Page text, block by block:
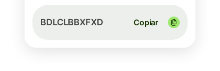
BDLCLBBXFXD Copiar